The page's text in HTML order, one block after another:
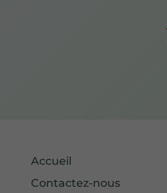
Accueil
Contactez-nous